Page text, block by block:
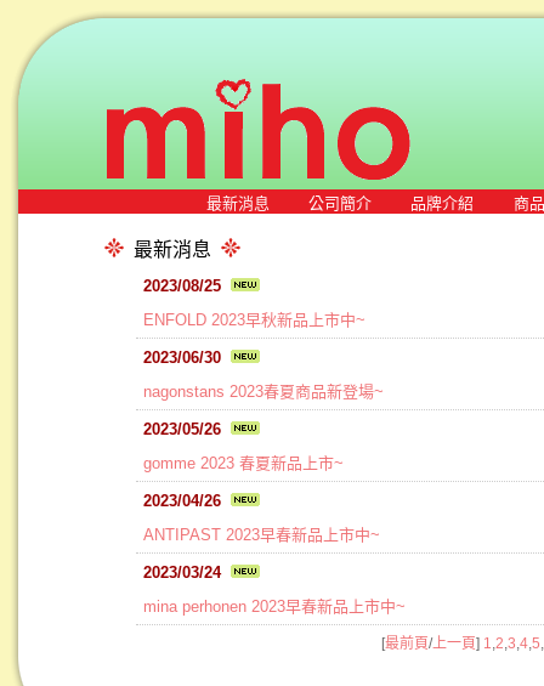
最新消息 公司簡介 品牌介紹 商
最新消息
2023/08/25
ENFOLD 2023早秋新品上市中~
2023/06/30
nagonstans 2023春夏商品新登場~
2023/05/26
gomme 2023 春夏新品上市~
2023/04/26
ANTIPAST 2023早春新品上市中~
2023/03/24
mina perhonen 2023早春新品上市中~
[最前頁/上一頁] 1 2 3 4 5